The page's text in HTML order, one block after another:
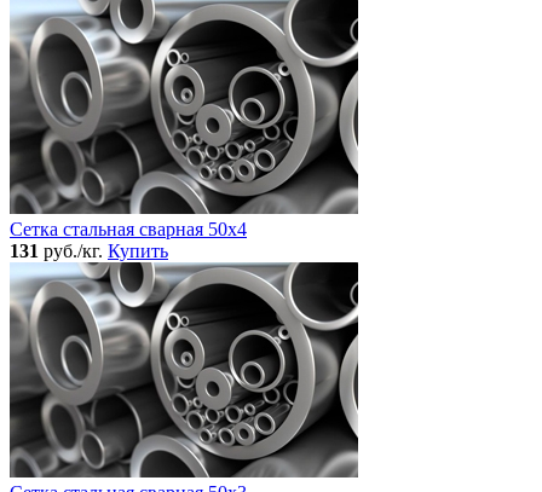
Сетка стальная сварная 50x4
131 руб./кг. Купить